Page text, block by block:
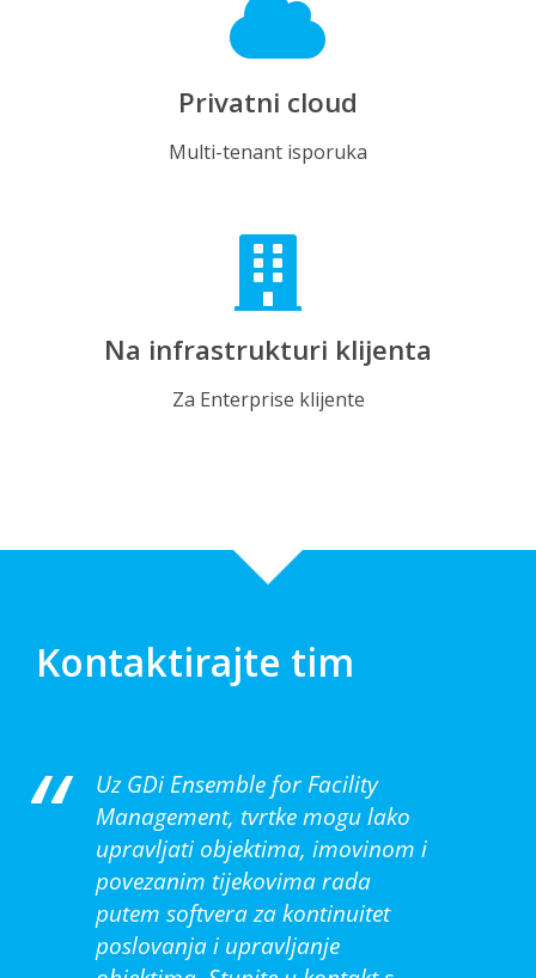
Privatni cloud
Multi-tenant isporuka
Na infrastrukturi klijenta
Za Enterprise klijente
Kontaktirajte tim
Uz GDi Ensemble for Facility
Management, tvrtke mogu lako
upravljati objektima, imovinom i
povezanim tijekovima rada
putem softvera za kontinuitet
poslovanja i upravljanje